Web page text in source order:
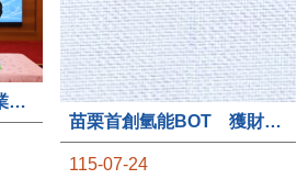
縣長見證「核心醫療產業推動園區」產學合作簽約儀式
苗栗首創氫能BOT 獲財政部「突破之翼」肯定
115-07-24